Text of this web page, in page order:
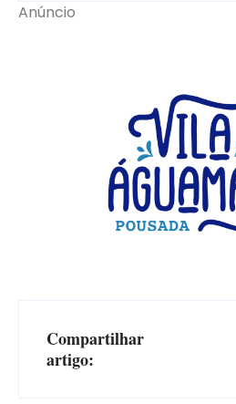
Anúncio
Compartilhar
artigo: